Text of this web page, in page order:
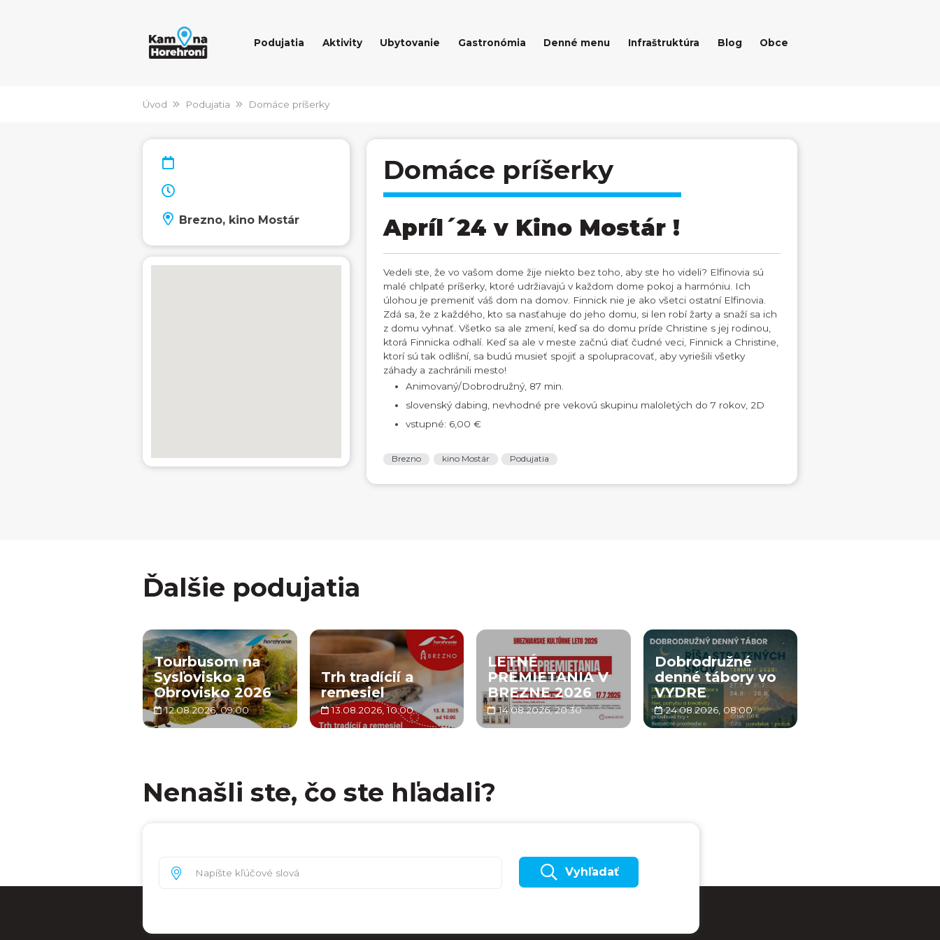
Podujatia Aktivity Ubytovanie Gastronómia Denné menu Infraštruktúra Blog Obce
Úvod Podujatia Domáce príšerky
Brezno, kino Mostár
Domáce príšerky
Apríl´24 v Kino Mostár !
Vedeli ste, že vo vašom dome žije niekto bez toho, aby ste ho videli? Elfinovia sú
malé chlpaté príšerky, ktoré udržiavajú v každom dome pokoj a harmóniu. Ich
úlohou je premeniť váš dom na domov. Finnick nie je ako všetci ostatní Elfinovia.
Zdá sa, že z každého, kto sa nasťahuje do jeho domu, si len robí žarty a snaží sa ich
z domu vyhnať. Všetko sa ale zmení, keď sa do domu príde Christine s jej rodinou,
ktorá Finnicka odhalí. Keď sa ale v meste začnú diať čudné veci, Finnick a Christine,
ktorí sú tak odlišní, sa budú musieť spojiť a spolupracovať, aby vyriešili všetky
záhady a zachránili mesto!
Animovaný/Dobrodružný, 87 min.
slovenský dabing, nevhodné pre vekovú skupinu maloletých do 7 rokov, 2D
vstupné: 6,00 €
Brezno kino Mostár Podujatia
Ďalšie podujatia
Tourbusom na
Sysľovisko a
Obrovisko 2026
12.08.2026, 09:00
Trh tradícií a
remesiel
13.08.2026, 10:00
LETNÉ
PREMIETANIA V
BREZNE 2026
14.08.2026, 20:30
Dobrodružné
denné tábory vo
VYDRE
24.08.2026, 08:00
Nenašli ste, čo ste hľadali?
Vyhľadať